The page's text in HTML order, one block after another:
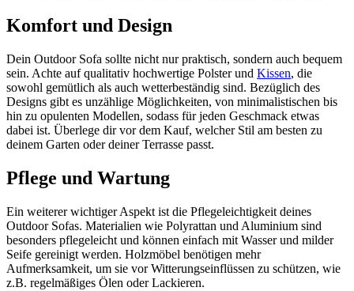
Komfort und Design
Dein Outdoor Sofa sollte nicht nur praktisch, sondern auch bequem
sein. Achte auf qualitativ hochwertige Polster und Kissen, die
sowohl gemütlich als auch wetterbeständig sind. Bezüglich des
Designs gibt es unzählige Möglichkeiten, von minimalistischen bis
hin zu opulenten Modellen, sodass für jeden Geschmack etwas
dabei ist. Überlege dir vor dem Kauf, welcher Stil am besten zu
deinem Garten oder deiner Terrasse passt.
Pflege und Wartung
Ein weiterer wichtiger Aspekt ist die Pflegeleichtigkeit deines
Outdoor Sofas. Materialien wie Polyrattan und Aluminium sind
besonders pflegeleicht und können einfach mit Wasser und milder
Seife gereinigt werden. Holzmöbel benötigen mehr
Aufmerksamkeit, um sie vor Witterungseinflüssen zu schützen, wie
z.B. regelmäßiges Ölen oder Lackieren.